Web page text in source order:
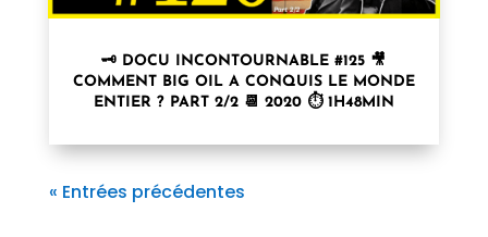
🗝 DOCU INCONTOURNABLE #125 🎥
COMMENT BIG OIL A CONQUIS LE MONDE
ENTIER ? PART 2/2 📆 2020 ⏱ 1H48MIN
« Entrées précédentes